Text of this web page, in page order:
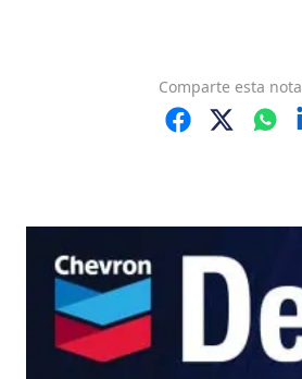
Comparte esta nota